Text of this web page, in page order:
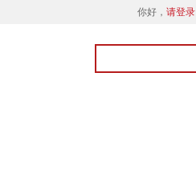
你好， 请登录